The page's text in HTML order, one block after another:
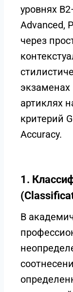
уровнях
Advanced,
через
экзаменах
артиклях
критерий
Accuracy.
1.
В